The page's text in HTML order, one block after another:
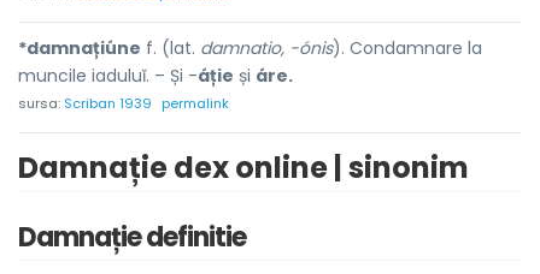
*damnațiúne f. (lat. damnatio, -ónis). Condamnare la
muncile iaduluĭ. – Și -áție și áre.
sursa: Scriban 1939 permalink
Damnație dex online | sinonim
Damnație definitie